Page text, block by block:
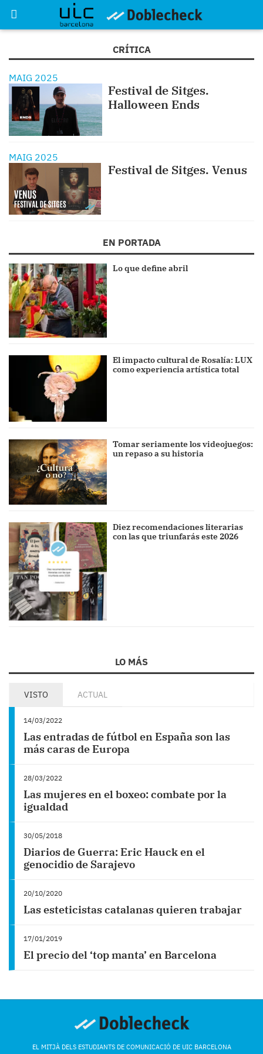
CRÍTICA
MAIG 2025
Festival de Sitges.
Halloween Ends
MAIG 2025
Festival de Sitges. Venus
EN PORTADA
Lo que define abril
El impacto cultural de Rosalía: LUX
como experiencia artística total
Tomar seriamente los videojuegos:
un repaso a su historia
Diez recomendaciones literarias
con las que triunfarás este 2026
LO MÁS
VISTO ACTUAL
14/03/2022
Las entradas de fútbol en España son las
más caras de Europa
28/03/2022
Las mujeres en el boxeo: combate por la
igualdad
30/05/2018
Diarios de Guerra: Eric Hauck en el
genocidio de Sarajevo
20/10/2020
Las esteticistas catalanas quieren trabajar
17/01/2019
El precio del ‘top manta’ en Barcelona
EL MITJÀ DELS ESTUDIANTS DE COMUNICACIÓ DE UIC BARCELONA